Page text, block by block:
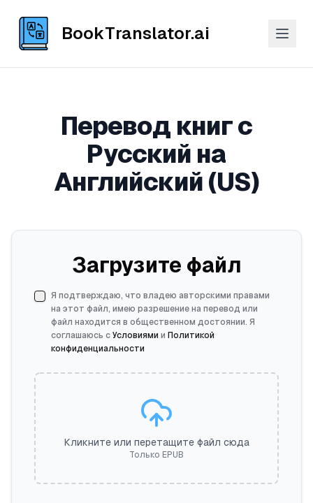
BookTranslator.ai
Перевод книг с
Русский на
Английский (US)
Загрузите файл
Я подтверждаю, что владею авторскими правами
на этот файл, имею разрешение на перевод или
файл находится в общественном достоянии. Я
соглашаюсь с Условиями и Политикой
конфиденциальности
Кликните или перетащите файл сюда
Только EPUB